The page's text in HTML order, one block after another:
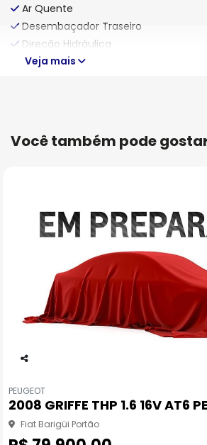
Ar Quente
Desembaçador Traseiro
Direção Hidráulica
Veja mais
Você também pode
pa
rtil
he
PEUGEOT
2008 GRIFFE THP 1.6 16V AT6
Fiat Barigüi Portão